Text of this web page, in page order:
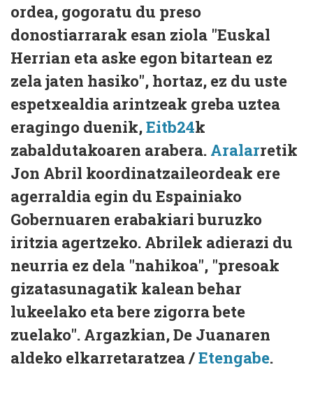
ordea, gogoratu du preso
donostiarrarak esan ziola "Euskal
Herrian eta aske egon bitartean ez
zela jaten hasiko", hortaz, ez du uste
espetxealdia arintzeak greba uztea
eragingo duenik,Eitb24k
zabaldutakoaren arabera. Aralarretik
Jon Abril koordinatzaileordeak ere
agerraldia egin du Espainiako
Gobernuaren erabakiari buruzko
iritzia agertzeko. Abrilek adierazi du
neurria ez dela "nahikoa", "presoak
gizatasunagatik kalean behar
lukeelako eta bere zigorra bete
zuelako". Argazkian, De Juanaren
aldeko elkarretaratzea /Etengabe.